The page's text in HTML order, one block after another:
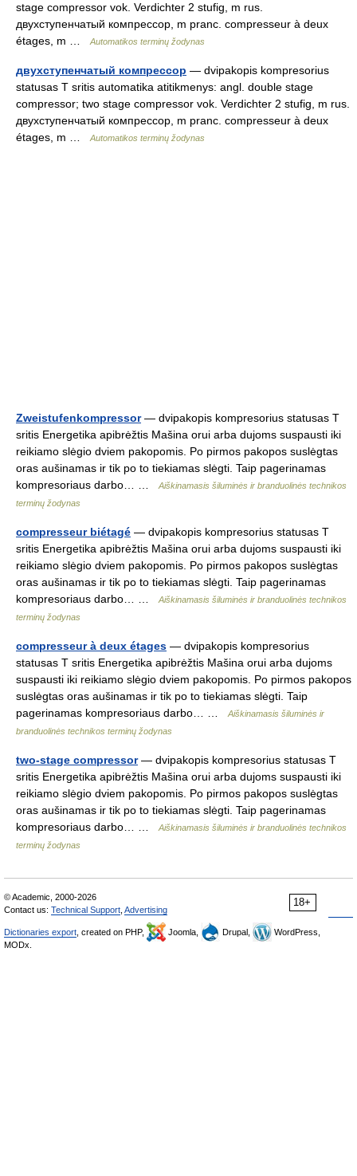
stage compressor vok. Verdichter 2 stufig, m rus.
двухступенчатый компрессор, m pranc. compresseur à deux
étages, m …
Automatikos terminų žodynas
двухступенчатый компрессор — dvipakopis kompresorius
statusas T sritis automatika atitikmenys: angl. double stage
compressor; two stage compressor vok. Verdichter 2 stufig, m rus.
двухступенчатый компрессор, m pranc. compresseur à deux
étages, m …
Automatikos terminų žodynas
Zweistufenkompressor— dvipakopis kompresorius statusas T
sritis Energetika apibrėžtis Mašina orui arba dujoms suspausti iki
reikiamo slėgio dviem pakopomis. Po pirmos pakopos suslėgtas
oras aušinamas ir tik po to tiekiamas slėgti. Taip pagerinamas
kompresoriaus darbo… …
Aiškinamasis šiluminės ir branduolinės technikos
terminų žodynas
compresseur biétagé — dvipakopis kompresorius statusas T
sritis Energetika apibrėžtis Mašina orui arba dujoms suspausti iki
reikiamo slėgio dviem pakopomis. Po pirmos pakopos suslėgtas
oras aušinamas ir tik po to tiekiamas slėgti. Taip pagerinamas
kompresoriaus darbo… …
Aiškinamasis šiluminės ir branduolinės technikos
terminų žodynas
compresseur à deux étages — dvipakopis kompresorius
statusas T sritis Energetika apibrėžtis Mašina orui arba dujoms
suspausti iki reikiamo slėgio dviem pakopomis. Po pirmos pakopos
suslėgtas oras aušinamas ir tik po to tiekiamas slėgti. Taip
pagerinamas kompresoriaus darbo… …
Aiškinamasis šiluminės ir
branduolinės technikos terminų žodynas
two-stage compressor— dvipakopis kompresorius statusas T
sritis Energetika apibrėžtis Mašina orui arba dujoms suspausti iki
reikiamo slėgio dviem pakopomis. Po pirmos pakopos suslėgtas
oras aušinamas ir tik po to tiekiamas slėgti. Taip pagerinamas
kompresoriaus darbo… …
Aiškinamasis šiluminės ir branduolinės technikos
terminų žodynas
18+
© Academic, 2000-2026
Contact us: Technical Support Advertising
Dictionaries export , created on PHP, Joomla, Drupal,
WordPress,
MODx.